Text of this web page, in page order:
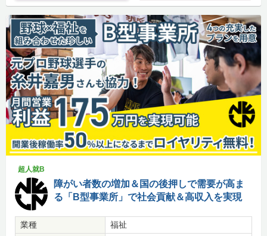
超人就B
障がい者数の増加＆国の後押しで需要が高ま
る「B型事業所」で社会貢献＆高収入を実現
業種
福祉